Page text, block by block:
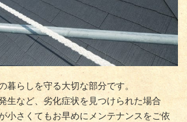
暮らしを守る大切な部分です。
生など、劣化症状を見つけられた場合
小さくてもお早めにメンテナンスをご依